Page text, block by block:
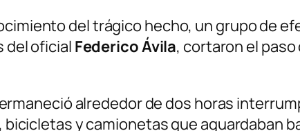
del trágico hecho, un grupo de
del oficial Federico Ávila, cortaron el paso
alrededor de dos horas
y camionetas que aguardaban